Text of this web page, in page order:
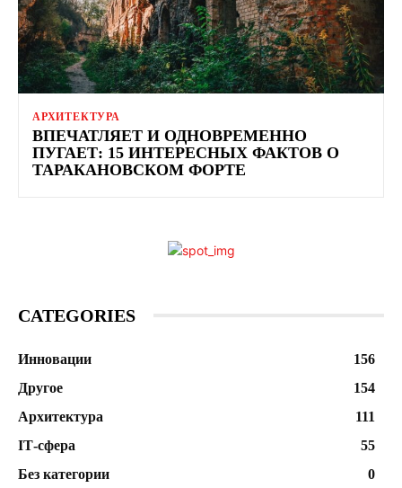
АРХИТЕКТУРА
ВПЕЧАТЛЯЕТ И ОДНОВРЕМЕННО
ПУГАЕТ: 15 ИНТЕРЕСНЫХ ФАКТОВ О
ТАРАКАНОВСКОМ ФОРТЕ
CATEGORIES
Инновации
156
Другое
154
Архитектура
111
ІТ-сфера
55
Без категории
0